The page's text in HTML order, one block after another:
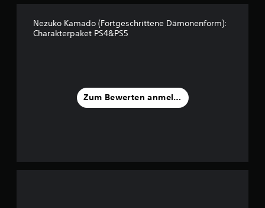
.
Nezuko Kamado (Fortgeschrittene Dämonenform):
Charakterpaket PS4&PS5
Zum Bewerten anmelden